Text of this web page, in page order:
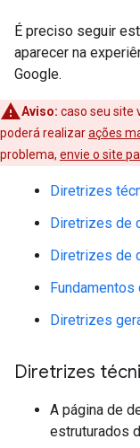
É preciso seguir
aparecer na
Google.
Aviso: caso seu site
poderá realizarações
problema, envie o site
Diretrizes
Diretrizes de
Diretrizes de
Diretrizes
Diretrizes
A página de
estruturados